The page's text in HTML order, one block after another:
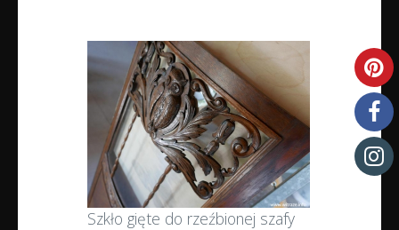
Szkło gięte do rzeźbionej szafy